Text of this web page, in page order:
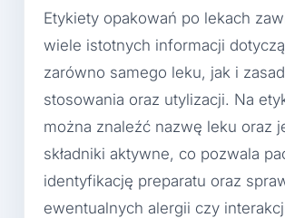
Etykiety opakowań po lekach
wiele istotnych informacji
zarówno samego leku, jak i
stosowania oraz utylizacji. Na
można znaleźć nazwę leku oraz
składniki aktywne, co pozwala
identyfikację preparatu oraz
ewentualnych alergii czy